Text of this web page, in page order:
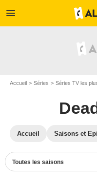
menu
Accueil Séries Séries TV les
Accueil Saisons et
Toutes les saisons